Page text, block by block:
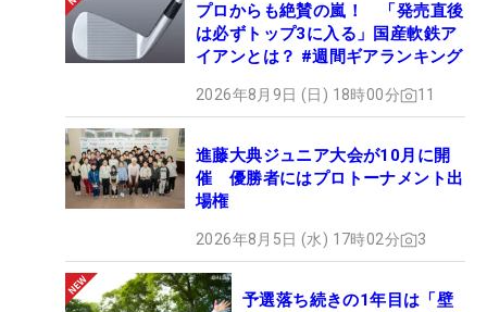
プロからも絶賛の嵐！ 「発売直後
は必ずトップ3に入る」国産軟鉄ア
イアンとは？ #週間ギアランキング
2026年8月9日 (日) 18時00分 11
進藤大典ジュニア大会が10月に開
催 優勝者にはプロトーナメント出
場権
2026年8月5日 (水) 17時02分 3
予選落ち続きの1年目は「壁